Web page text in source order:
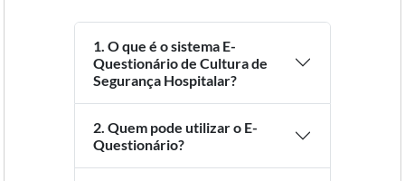
1. O que é o sistema E-
Questionário de Cultura de
Segurança Hospitalar?
2. Quem pode utilizar o E-
Questionário?